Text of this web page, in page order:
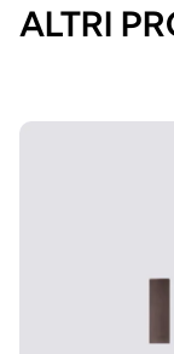
ALTRI